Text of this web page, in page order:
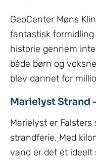
GeoCenter Møns
fantastisk
historie gennem
både børn og
blev dannet for
Marielyst Strand
Marielyst er
strandferie. Med
vand er det et ideelt